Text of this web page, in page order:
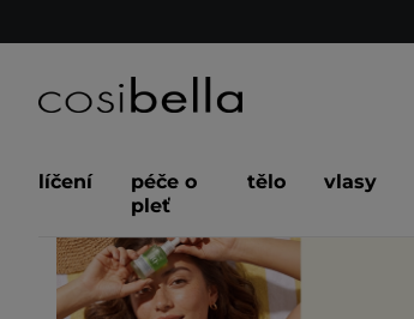
líčení
péče o
pleť
tělo vlasy